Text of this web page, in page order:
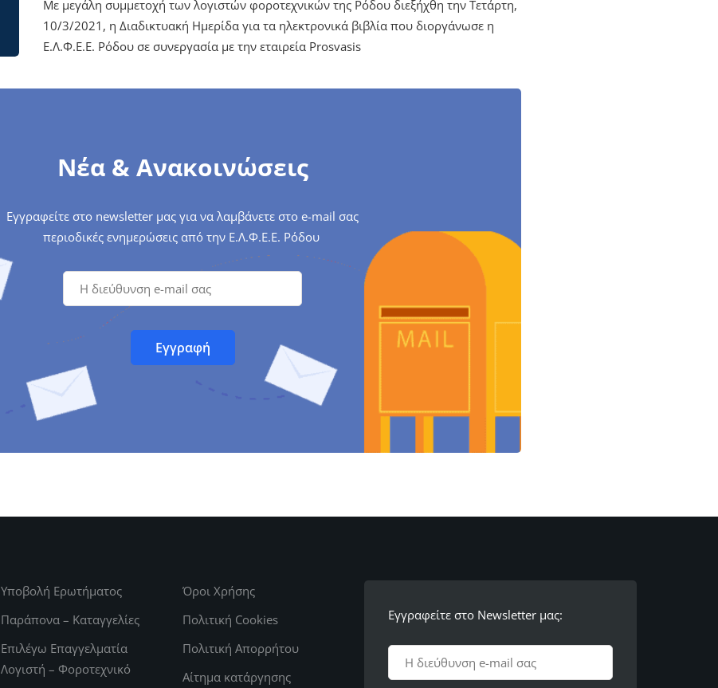
Με μεγάλη συμμετοχή των λογιστών φοροτεχνικών της Ρόδου διεξήχθη την Τετάρτη,
10/3/2021, η Διαδικτυακή Ημερίδα για τα ηλεκτρονικά βιβλία που διοργάνωσε η
Ε.Λ.Φ.Ε.Ε. Ρόδου σε συνεργασία με την εταιρεία Prosvasis
Νέα & Ανακοινώσεις
Εγγραφείτε στο newsletter μας για να λαμβάνετε στο e-mail σας
περιοδικές ενημερώσεις από την Ε.Λ.Φ.Ε.Ε. Ρόδου
Υποβολή Ερωτήματος
Παράπονα – Καταγγελίες
Επιλέγω Επαγγελματία
Λογιστή – Φοροτεχνικό
Όροι Χρήσης
Πολιτική Cookies
Πολιτική Απορρήτου
Αίτημα κατάργησης
Εγγραφείτε στο Newsletter μας: